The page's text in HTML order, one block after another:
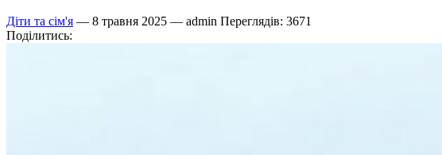
Діти та сім'я — 8 травня 2025 — admin Переглядів: 3671
Поділитись: